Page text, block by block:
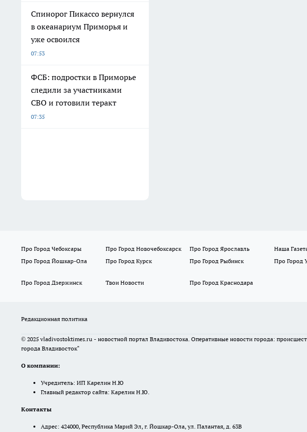
Спинорог Пикассо вернулся
в океанариум Приморья и
уже освоился
07:53
ФСБ: подростки в Приморье
следили за участниками
СВО и готовили теракт
07:35
Про Город Чебоксары Про Город Новочебоксарск Про Город Ярославль Наша
Про Город Йошкар-Ола
Про Город Курск Про Город Рыбинск Про Город
Про Город Дзержинск
Твои Новости Про Город Краснодара
Редакционная политика
© 2025 vladivostoktimes.ru - новостной портал Владивостока. Оперативные новости города:
города Владивосток"
О компании:
Учредитель: ИП Карелин Н.Ю
Главный редактор сайта: Карелин Н.Ю.
Контакты
Адрес: 424000, Республика Марий Эл, г. Йошкар-Ола, ул. Палантая, д. 63В